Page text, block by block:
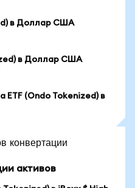
в Доллар США
в Доллар США
ETF (Ondo Tokenized) в
конвертации
активов